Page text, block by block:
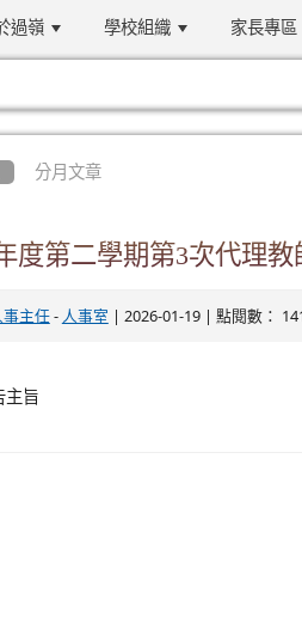
過嶺 學校組織 家長專區
分月文章
度第二學期第3次代理
事主任- 人事室 | 2026-01-19 | 點閱數：
主旨